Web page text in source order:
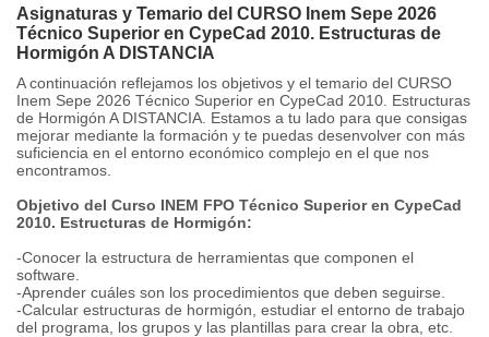
Asignaturas y Temario del CURSO Inem Sepe 2026
Técnico Superior en CypeCad 2010. Estructuras de
Hormigón A DISTANCIA
A continuación reflejamos los objetivos y el temario del CURSO
Inem Sepe 2026 Técnico Superior en CypeCad 2010. Estructuras
de Hormigón A DISTANCIA. Estamos a tu lado para que consigas
mejorar mediante la formación y te puedas desenvolver con más
suficiencia en el entorno económico complejo en el que nos
encontramos.
Objetivo del Curso INEM FPO Técnico Superior en CypeCad
2010. Estructuras de Hormigón:
-Conocer la estructura de herramientas que componen el
software.
-Aprender cuáles son los procedimientos que deben seguirse.
-Calcular estructuras de hormigón, estudiar el entorno de trabajo
del programa, los grupos y las plantillas para crear la obra, etc.